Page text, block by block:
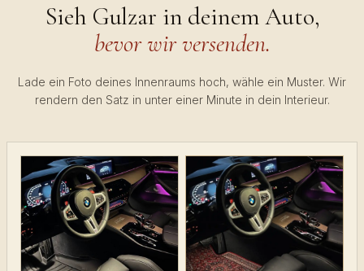
Sieh Gulzar in deinem Auto,
bevor wir versenden.
Lade ein Foto deines Innenraums hoch, wähle ein Muster. Wir
rendern den Satz in unter einer Minute in dein Interieur.